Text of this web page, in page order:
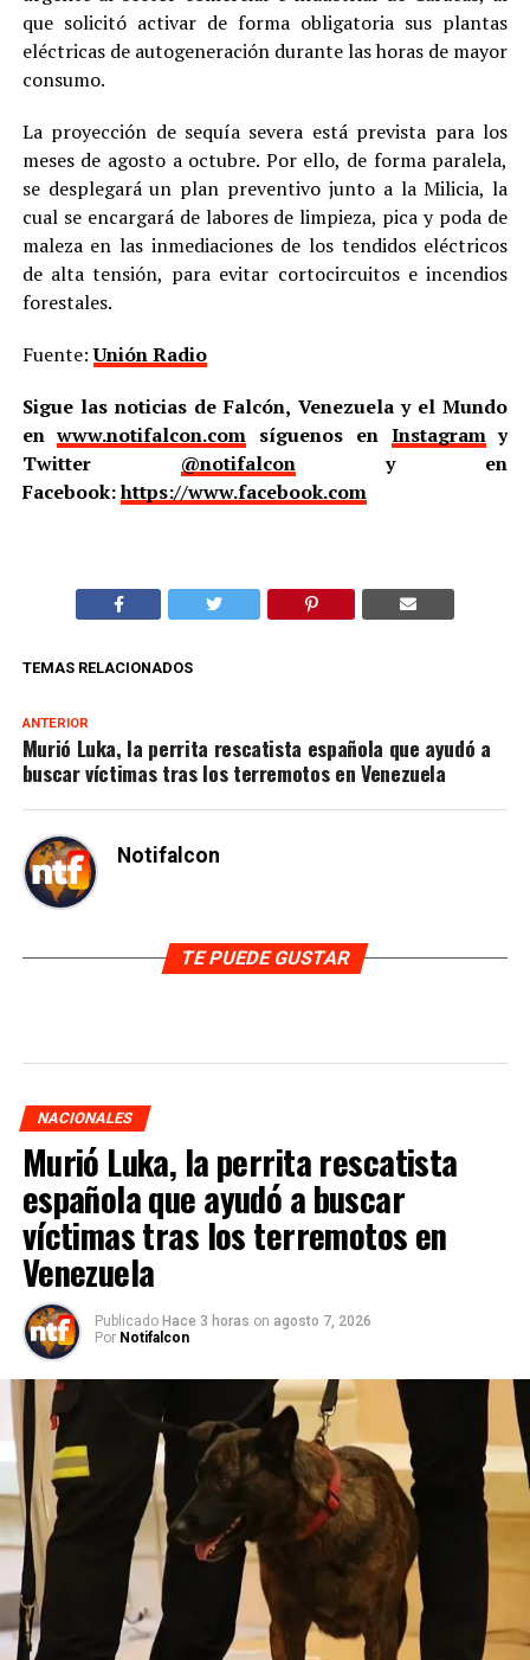
que solicitó activar de forma obligatoria sus plantas
eléctricas de autogeneración durante las horas de mayor
consumo.
La proyección de sequía severa está prevista para los
meses de agosto a octubre. Por ello, de forma paralela,
se desplegará un plan preventivo junto a la Milicia, la
cual se encargará de labores de limpieza, pica y poda de
maleza en las inmediaciones de los tendidos eléctricos
de alta tensión, para evitar cortocircuitos e incendios
forestales.
Fuente:Unión Radio
Sigue las noticias de Falcón, Venezuela y el Mundo
enwww.notifalcon.com síguenos en Instagramy
Twitter @notifalcony en
Facebook:https://www.facebook.com
TEMAS RELACIONADOS
ANTERIOR
Murió Luka, la perrita rescatista española que ayudó a
buscar víctimas tras los terremotos en Venezuela
Notifalcon
TE PUEDE GUSTAR
NACIONALES
Murió Luka, la perrita rescatista
española que ayudó a buscar
víctimas tras los terremotos en
Venezuela
Publicado Hace 3 horas on agosto 7, 2026
Por Notifalcon